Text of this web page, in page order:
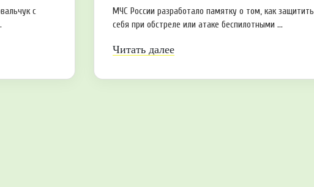
с
МЧС России разработало памятку о том, как защитить
себя при обстреле или атаке беспилотными ...
Читать далее